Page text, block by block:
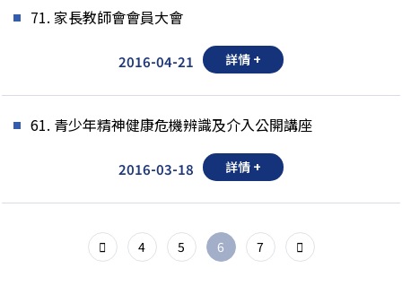
71. 家長教師會會員大會
2016-04-21 詳情 +
61. 青少年精神健康危機辨識及介入公開講座
2016-03-18 詳情 +
4 5 6 7